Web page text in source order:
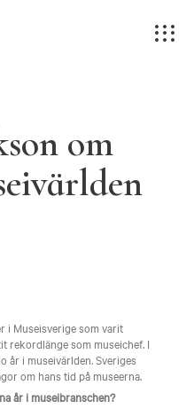
om
i Museisverige som varit
rekordlänge som museichef. I
år i museivärlden. Sveriges
om hans tid på museerna.
år i museibranschen?